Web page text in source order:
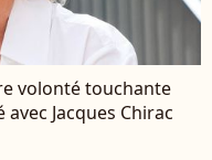
volonté touchante
Jacques Chirac